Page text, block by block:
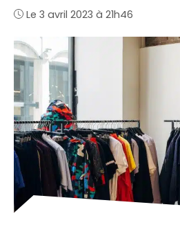
Le 3 avril 2023 à 21h46